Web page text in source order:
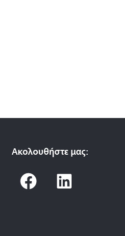
Ακολουθήστε μας:
F
a
L
i